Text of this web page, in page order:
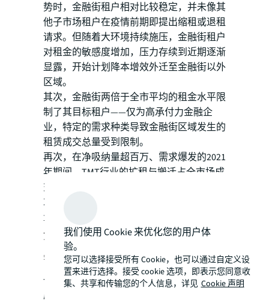
势时，金融街租户相对比较稳定，并未像其
他子市场租户在疫情前期即提出缩租或退租
请求。但随着大环境持续施压，金融街租户
对租金的敏感度增加，压力存续到近期逐渐
显露，开始计划降本增效外迁至金融街以外
区域。
其次，金融街两倍于全市平均的租金水平限
制了其目标租户——仅为高承付力金融企
业，特定的需求种类导致金融街区域发生的
租赁成交总量受到限制。
再次，在净吸纳量超百万、需求爆发的2021
年期间，TMT行业的扩租与搬迁占全市场成
交总量超过四成，而金融行业并非最主要需
求来源，因此金融街内空置面积并未得到大
量去化。
金融街将保持市场地位，但业主亟
需积极应对短期压力
一直以来，金融街凭借强劲的政策扶持力
度，稳固了其在北京办公楼市场不可动摇的
我们使用 Cookie 来优化您的用户体
验。
您可以选择接受所有 Cookie，也可以通过自定义设
置来进行选择。接受 cookie 选项，即表示您同意收
集、共享和传输您的个人信息，详见 Cookie 声明